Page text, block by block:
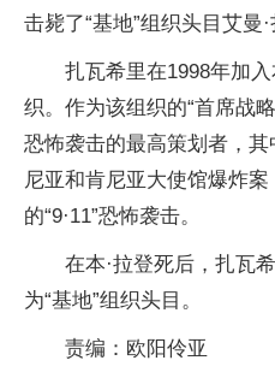
击毙了“基地”组织头目艾曼·
扎瓦希里在1998年加入
织。作为该组织的“首席战
恐怖袭击的最高策划者，
尼亚和肯尼亚大使馆爆炸
的“9·11”恐怖袭击。
在本·拉登死后，扎瓦
为“基地”组织头目。
责编：欧阳伶亚